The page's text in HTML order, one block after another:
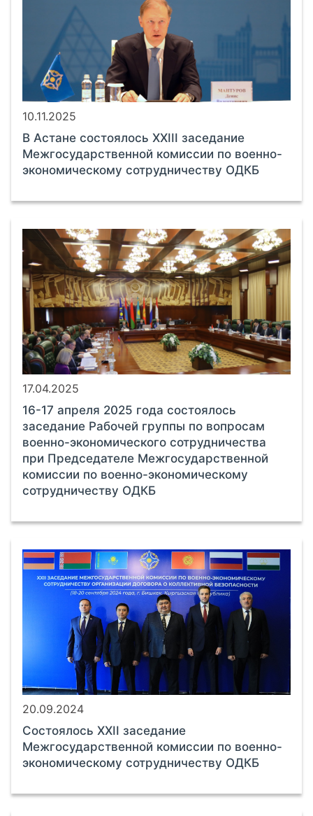
10.11.2025
В Астане состоялось XXIII заседание
Межгосударственной комиссии по военно-
экономическому сотрудничеству ОДКБ
17.04.2025
16-17 апреля 2025 года состоялось
заседание Рабочей группы по вопросам
военно-экономического сотрудничества
при Председателе Межгосударственной
комиссии по военно-экономическому
сотрудничеству ОДКБ
20.09.2024
Cостоялось XXII заседание
Межгосударственной комиссии по военно-
экономическому сотрудничеству ОДКБ